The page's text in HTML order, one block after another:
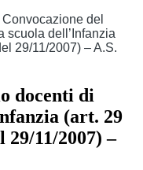
Convocazione del
scuola dell’Infanzia
29/11/2007) – A.S.
docenti di
(art. 29
29/11/2007) –